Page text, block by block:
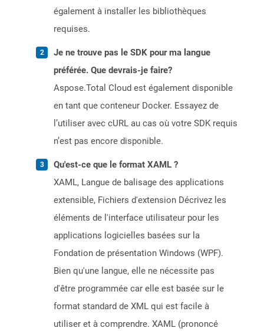
également à installer les bibliothèques
requises.
Je ne trouve pas le SDK pour ma langue
préférée. Que devrais-je faire?
Aspose.Total Cloud est également disponible
en tant que conteneur Docker. Essayez de
l’utiliser avec cURL au cas où votre SDK requis
n’est pas encore disponible.
Qu'est-ce que le format XAML ?
XAML, Langue de balisage des applications
extensible, Fichiers d'extension Décrivez les
éléments de l'interface utilisateur pour les
applications logicielles basées sur la
Fondation de présentation Windows (WPF).
Bien qu'une langue, elle ne nécessite pas
d'être programmée car elle est basée sur le
format standard de XML qui est facile à
utiliser et à comprendre. XAML (prononcé